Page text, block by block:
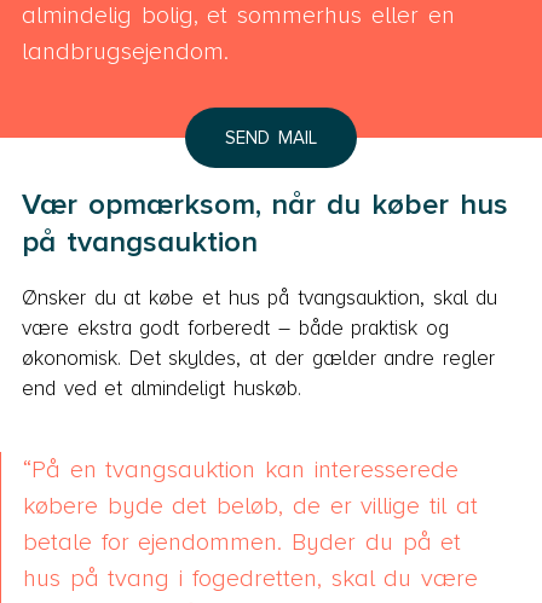
almindelig bolig, et sommerhus eller en
landbrugsejendom.
SEND MAIL
Vær opmærksom, når du køber hus
på tvangsauktion
Ønsker du at købe et hus på tvangsauktion, skal du
være ekstra godt forberedt – både praktisk og
økonomisk. Det skyldes, at der gælder andre regler
end ved et almindeligt huskøb.
På en tvangsauktion kan interesserede
købere byde det beløb, de er villige til at
betale for ejendommen. Byder du på et
hus på tvang i fogedretten, skal du være